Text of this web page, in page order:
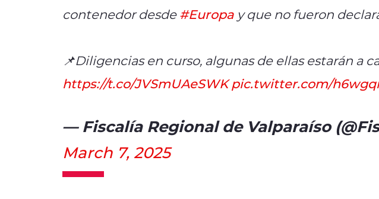
contenedor desde#Europay que no fueron
📌Diligencias en curso, algunas de ellas estarán a
https://t.co/JVSmUAeSWK pic.twitter.com/
— Fiscalía Regional de Valparaíso
March 7, 2025